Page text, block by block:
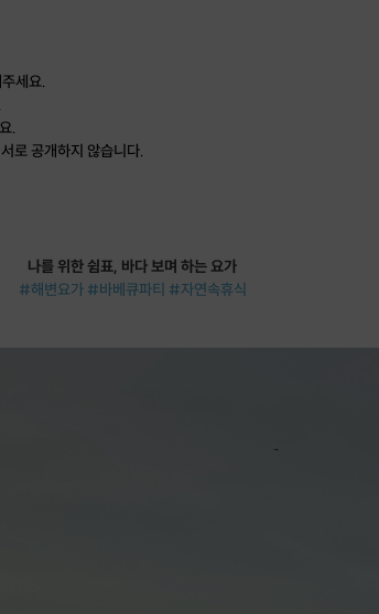
세요.
.
로 공개하지 않습니다.
나를 위한 쉼표, 바다 보며 하는 요가
#해변요가 #바베큐파티 #자연속휴식